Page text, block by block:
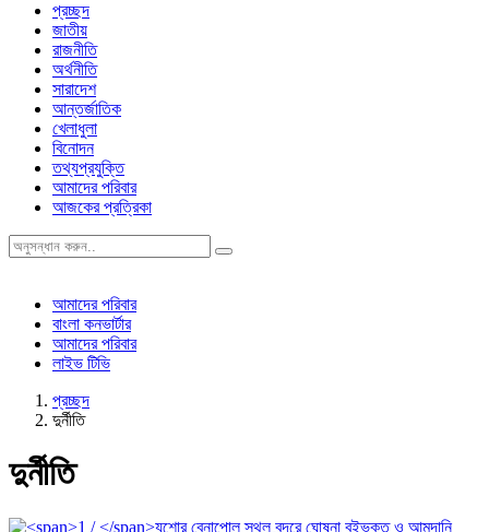
প্রচ্ছদ
জাতীয়
রাজনীতি
অর্থনীতি
সারাদেশ
আন্তর্জাতিক
খেলাধুলা
বিনোদন
তথ্যপ্রযুক্তি
আমাদের পরিবার
আজকের প্রত্রিকা
আমাদের পরিবার
বাংলা কনভার্টার
আমাদের পরিবার
লাইভ টিভি
প্রচ্ছদ
দুর্নীতি
দুর্নীতি